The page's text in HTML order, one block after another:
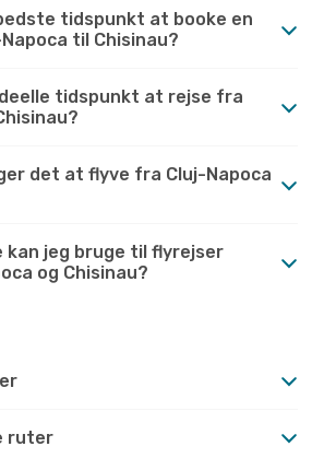
tidspunkt at booke en
til Chisinau?
tidspunkt at rejse fra
det at flyve fra Cluj-Napoca
kan jeg bruge til flyrejser
og Chisinau?
ruter